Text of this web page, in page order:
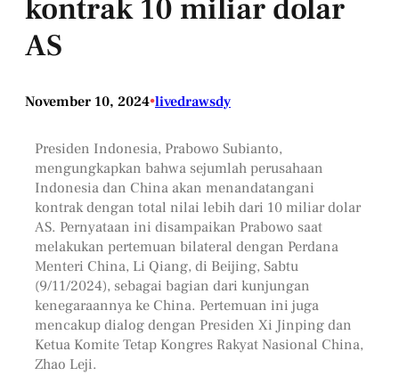
kontrak 10 miliar dolar
AS
November 10, 2024•livedrawsdy
Presiden Indonesia, Prabowo Subianto,
mengungkapkan bahwa sejumlah perusahaan
Indonesia dan China akan menandatangani
kontrak dengan total nilai lebih dari 10 miliar dolar
AS. Pernyataan ini disampaikan Prabowo saat
melakukan pertemuan bilateral dengan Perdana
Menteri China, Li Qiang, di Beijing, Sabtu
(9/11/2024), sebagai bagian dari kunjungan
kenegaraannya ke China. Pertemuan ini juga
mencakup dialog dengan Presiden Xi Jinping dan
Ketua Komite Tetap Kongres Rakyat Nasional China,
Zhao Leji.